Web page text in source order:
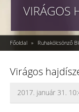
Főoldal » Ruhakölcsönző
Virágos
2017. január 31.